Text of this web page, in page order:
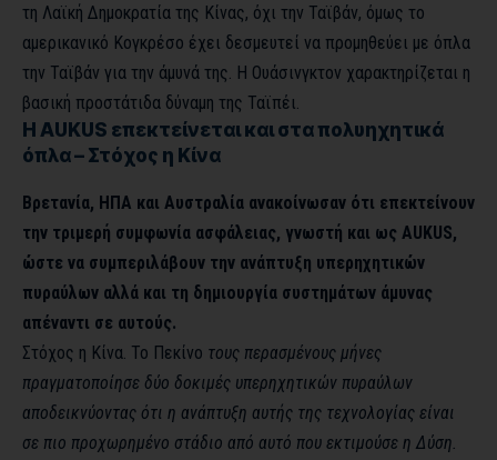
τη Λαϊκή Δημοκρατία της Κίνας, όχι την Ταϊβάν, όμως το
αμερικανικό Κογκρέσο έχει δεσμευτεί να προμηθεύει με όπλα
την Ταϊβάν για την άμυνά της. Η Ουάσινγκτον χαρακτηρίζεται η
βασική προστάτιδα δύναμη της Ταϊπέι.
Η AUKUS επεκτείνεται και στα πολυηχητικά
όπλα – Στόχος η Κίνα
Βρετανία, ΗΠΑ και Αυστραλία ανακοίνωσαν ότι επεκτείνουν
την τριμερή συμφωνία ασφάλειας, γνωστή και ως AUKUS,
ώστε να συμπεριλάβουν την ανάπτυξη υπερηχητικών
πυραύλων αλλά και τη δημιουργία συστημάτων άμυνας
απέναντι σε αυτούς.
Στόχος η Κίνα. Το Πεκίνο τους περασμένους μήνες
πραγματοποίησε δύο δοκιμές υπερηχητικών πυραύλων
αποδεικνύοντας ότι η ανάπτυξη αυτής της τεχνολογίας είναι
σε πιο προχωρημένο στάδιο από αυτό που εκτιμούσε η Δύση.